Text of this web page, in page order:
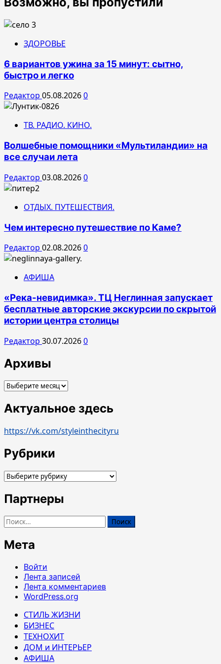
ЗДОРОВЬЕ
6 вариантов ужина за 15 минут: сытно,
быстро и легко
Редактор 05.08.20260
ТВ. РАДИО. КИНО.
Волшебные помощники «Мультиландии» на
все случаи лета
Редактор 03.08.20260
ОТДЫХ. ПУТЕШЕСТВИЯ.
Чем интересно путешествие по Каме?
Редактор 02.08.20260
АФИША
«Река-невидимка». ТЦ Неглинная запускает
бесплатные авторские экскурсии по скрытой
истории центра столицы
Редактор 30.07.20260
Архивы
Архивы
Актуальное здесь
https://vk.com/styleinthecityru
Рубрики
Рубрики
Партнеры
Найти:
Мета
Войти
Лента записей
Лента комментариев
WordPress.org
СТИЛЬ ЖИЗНИ
БИЗНЕС
ТЕХНОХИТ
ДОМ и ИНТЕРЬЕР
АФИША